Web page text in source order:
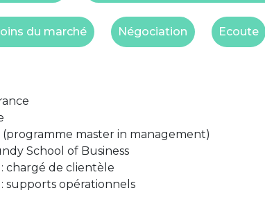
du marché Négociation Ecoute
master in management)
School of Business
chargé de clientèle
supports opérationnels